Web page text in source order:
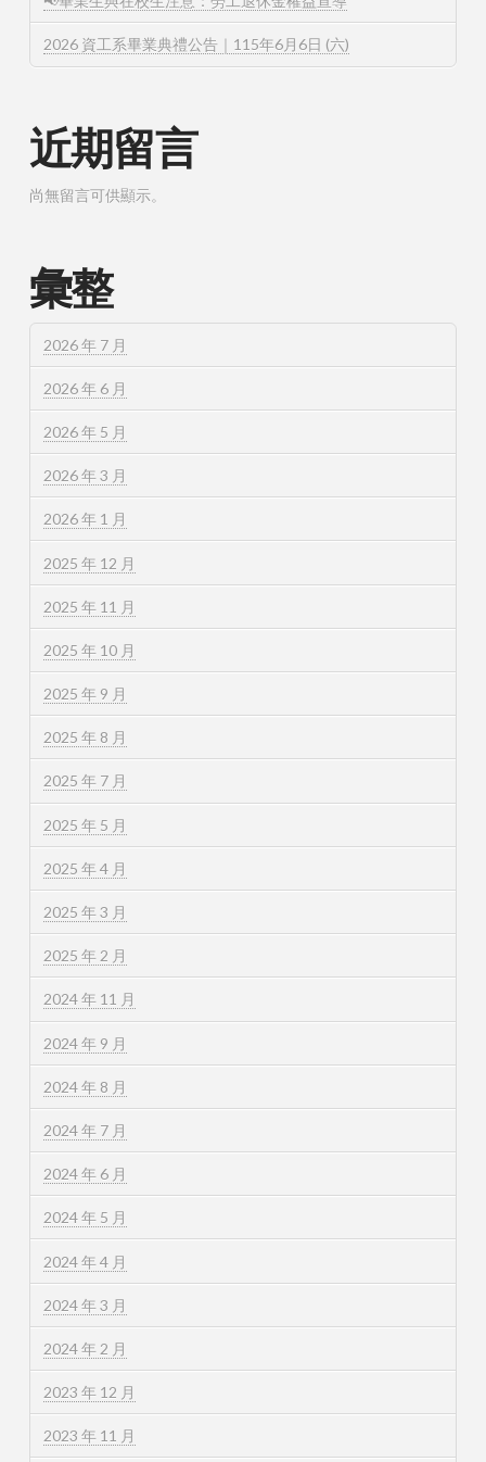
2026 資工系畢業典禮公告｜115年6月6日 (六)
近期留言
尚無留言可供顯示。
彙整
2026 年 7 月
2026 年 6 月
2026 年 5 月
2026 年 3 月
2026 年 1 月
2025 年 12 月
2025 年 11 月
2025 年 10 月
2025 年 9 月
2025 年 8 月
2025 年 7 月
2025 年 5 月
2025 年 4 月
2025 年 3 月
2025 年 2 月
2024 年 11 月
2024 年 9 月
2024 年 8 月
2024 年 7 月
2024 年 6 月
2024 年 5 月
2024 年 4 月
2024 年 3 月
2024 年 2 月
2023 年 12 月
2023 年 11 月